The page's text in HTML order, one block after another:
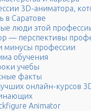
3D-аниматора,
в Саратове
люди этой
— перспективы
минусы профессии
обучения
учебы
факты
онлайн-курсов
Animator